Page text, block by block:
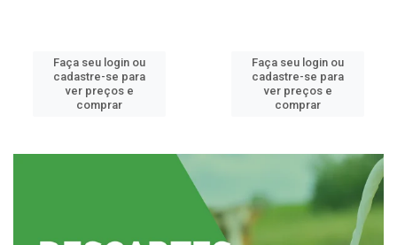
Faça seu login ou
cadastre-se para
ver preços e
comprar
Faça seu login ou
cadastre-se para
ver preços e
comprar